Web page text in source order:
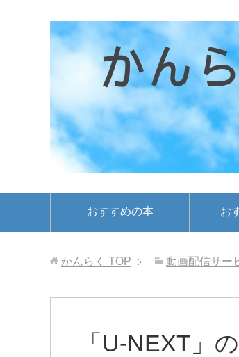
おすすめの本 お
かんらく TOP 動画配信サー
「U-NEXT」